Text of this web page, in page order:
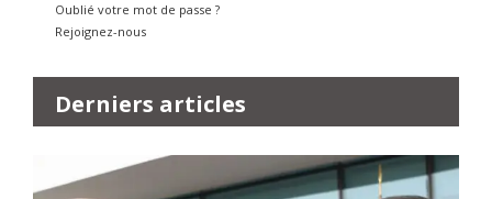
Oublié votre mot de passe ?
Rejoignez-nous
Derniers articles